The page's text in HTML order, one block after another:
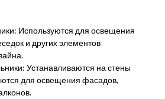
Используются для освещения
и других элементов
Устанавливаются на стены
для освещения фасадов,